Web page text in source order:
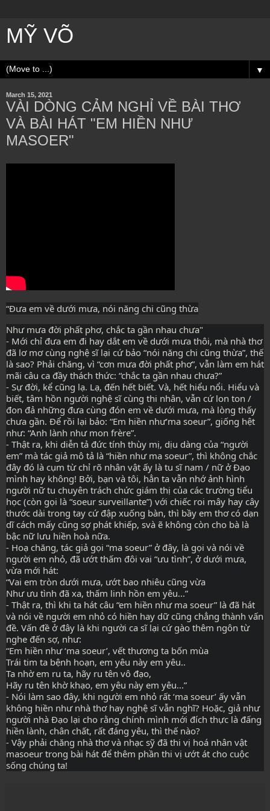
MỸ VÕ
▼
March 15, 2021
VÀI DÒNG CẢM NGHỈ VỀ BÀI THƠ
VÀ BÀI HÁT "EM HIỀN NHƯ
MASOER"
“Đưa em về dưới mưa, nói năng chi cũng thừa
Như mưa đời phất phơ, chắc ta gần nhau chưa"
- Mới chỉ đưa em đi hay dắt em về dưới mưa thôi, mà nhà thơ
đã lơ mơ cùng nghệ sĩ lại cứ bảo “nói năng chi cũng thừa”, thế
là sao? Phải chăng, vì “cơn mưa đời phất phơ”, vẫn làm em hát
mãi câu ca đầy thách thức: “chắc ta gần nhau chưa?”
- Sự đời, kể cũng lạ. Lạ, đến hết biết. Và, hết hiểu nổi. Hiểu và
biết, tâm hồn người nghệ sĩ cùng thi nhân, vẫn cứ lon ton /
đon đả những đưa cùng đón em về dưới mưa, mà lòng thấy
chưa gần. Để rồi lại bảo: “Em hiền như‘ma soeur”, giống hệt
như: “Anh lành như mon frère”.
- Thật ra, khi diễn tả đức tính thùy mị, dịu dàng của “người
em” mà tác giả mô tả là “hiền như ma soeur”, thì không chắc
đây đó là cụm từ chỉ rõ nhân vật ấy là tu sĩ nam / nữ ở Đạo
mình hay không! Bởi, bạn và tôi, hẳn ta vẫn nhớ ảnh hình
người nữ tu chuyên trách chức giám thị của các trường tiểu
học (còn gọi là “soeur surveillante”) với chiếc roi mây hay cây
thước dài trong tay cứ đập xuống bàn, thì bầy em thơ có dạn
dĩ cách mấy cũng sợ phát khiếp, svà ẽ không còn cho bà là
bậc nữ lưu hiền hoà nữa.
- Hoạ chăng, tác giả gọi “ma soeur” ở đây, là gọi và nói về
người em nhỏ, đã ướt thấm đôi vai “ưu tình”, ở dưới mưa,
vừa mới hát:
“Vai em tròn dưới mưa, ướt bao nhiêu cũng vừa
Như ưu tình đã xa, thấm linh hồn em yêu...”
- Thật ra, thì khi ta hát câu “em hiền như ma soeur” là đã hát
và nói về người em nhỏ có hiền hay dữ cũng chẳng thành vấn
đề. Vấn đề ở đây là khi người ca sĩ lại cứ gào thêm ngôn từ
nghe đến sợ, như:
“Em hiền như ‘ma soeur’, vết thương ta bốn mùa
Trái tim ta bệnh hoạn, em yêu này em yêu..
Ta nhờ em ru ta, hãy ru tên vô đạo,
Hãy ru tên khờ khạo, em yêu này em yêu...”
- Nói làm sao đây, khi người em nhỏ rất ‘ma soeur’ ấy vẫn
không hiền như nhà thơ hay nghệ sĩ vẫn nghĩ? Hoặc, giả như
người nhà Đạo lại cho rằng chính mình mới đích thực là đấng
hiền lành, chân chất, rất đáng yêu, thì thế nào?
- Vậy phải chăng nhà thơ và nhạc sỹ đã thi vị hoá nhân vật
masoeur trong bài hát để thêm phần thi vị ướt át cho cuộc
sống chúng ta!